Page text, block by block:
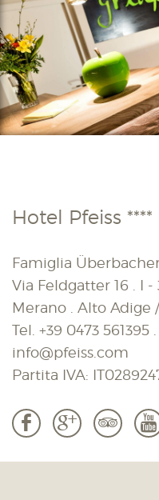
Hotel Pfeiss ****
Famiglia
Via Feldgatter 16 . I -
Merano . Alto Adige
Tel. +39 0473 561395
info@pfeiss.com
Partita IVA:
b c 3 r